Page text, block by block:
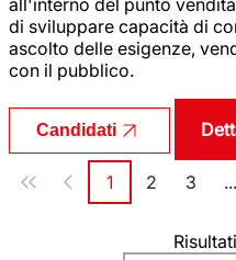
di sviluppare capacità di
ascolto delle esigenze,
con il pubblico.
Candidati
Paginazione
Pagina
1 Pagina
2 Pagina
3 ...